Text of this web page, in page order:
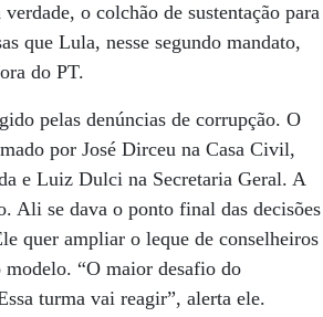
o colchão de sustentação para
que Lula, nesse segundo mandato,
do PT.
pelas denúncias de corrupção. O
por José Dirceu na Casa Civil,
e Luiz Dulci na Secretaria Geral. A
Ali se dava o ponto final das decisões
quer ampliar o leque de conselheiros
“O maior desafio do
turma vai reagir”, alerta ele.